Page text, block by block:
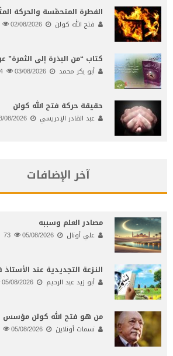
الفطرة المتحمّسة والحركة
فتح الله كولن 02/08/2026
كتاب “من البذرة إلى
أبو بكر محمد 03/08/2026
حقيقة حركة فتح الله كولن
عبد القادر الإدريسي 08/2026
آخر الإضافات
مصادر العلم وسببه
علي أونال 05/08/2026
النـزعة التجديدية عند
أبو زيد عبد الرحيم 05/08/2026
من هو فتح الله كولن مؤسس
نسمات أونلاين 05/08/2026